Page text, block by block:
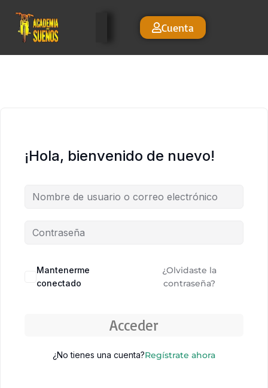
Cuenta
¡Hola, bienvenido de nuevo!
Mantenerme
conectado
¿Olvidaste la
contraseña?
Acceder
¿No tienes una cuenta?Regístrate ahora